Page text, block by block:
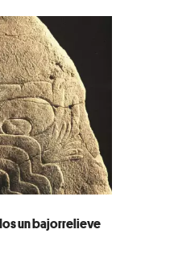
un bajorrelieve